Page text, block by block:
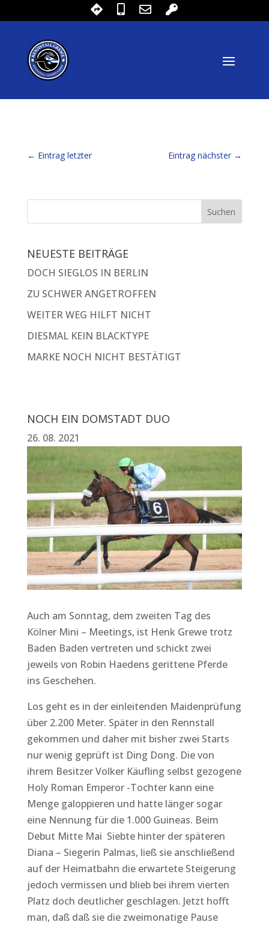
← Eintrag letzter Eintrag nächster →
NEUESTE BEITRÄGE
DOCH SIEGLOS IN BERLIN
ZU SCHWER ANGETROFFEN
WEITER WEG HILFT NICHT
DIESMAL KEIN BLACKTYPE
MARKE NOCH NICHT BESTÄTIGT
NOCH EIN DOMSTADT DUO
26. 08. 2021
Auch am Sonntag, dem zweiten Tag des
Kölner Mini – Meetings, ist Henk Grewe trotz
Baden Baden vertreten und schickt zwei
jeweils von Robin Haedens gerittene Pferde
ins Geschehen.
Los geht es in der einleitenden Maidenprüfung
über 2.200 Meter. Später in den Rennstall
gekommen und daher mit bisher zwei Starts
nur wenig geprüft ist Ding Dong. Die von
ihrem Besitzer Volker Käufling selbst gezogene
Holy Roman Emperor -Tochter kann eine
Menge galoppieren und hatte länger sogar
eine Nennung für die 1.000 Guineas. Beim
Debut Mitte Mai Siebte hinter der späteren
Diana – Siegerin Palmas, ließ sie anschließend
auf der Heimatbahn die erwartete Steigerung
jedoch vermissen und blieb bei ihrem vierten
Platz doch deutlicher geschlagen. Jetzt hofft
man, daß daß sie die zweimonatige Pause